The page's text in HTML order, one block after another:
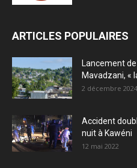
ARTICLES POPULAIRES
Lancement
Mavadzani, «
2 décembre 2024
Accident
nuit à Kawéni
12 mai 2022